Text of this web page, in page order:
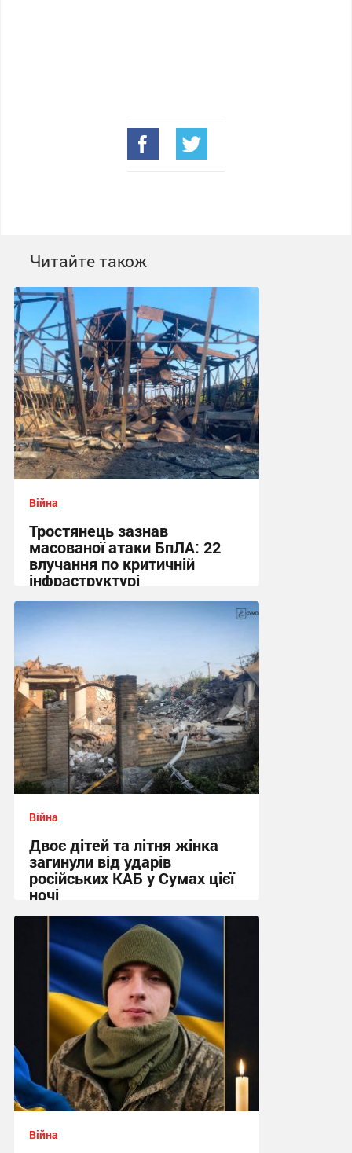
Читайте також
Війна
Тростянець зазнав
масованої атаки БпЛА: 22
влучання по критичній
інфраструктурі
16:56 вчора
Війна
Двоє дітей та літня жінка
загинули від ударів
російських КАБ у Сумах цієї
ночі
07:38, 4.08.2026
Війна